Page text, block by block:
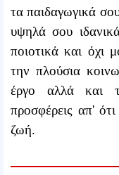
τα παιδαγωγικά
υψηλά σου
ποιοτικά και όχι
την πλούσια
έργο αλλά και
προσφέρεις απ'
ζωή.